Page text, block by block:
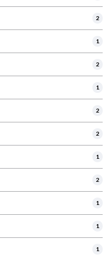
2
1
2
1
2
2
1
2
1
1
1